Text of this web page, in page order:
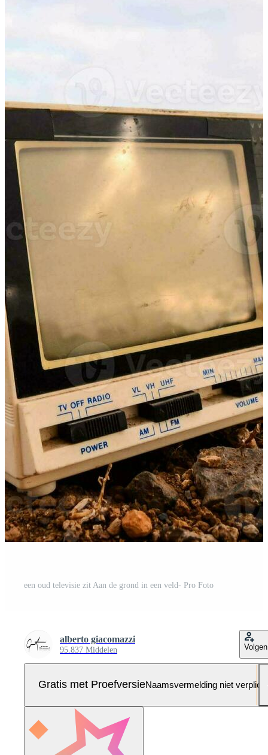
een oud televisie zit Aan de grond in een veld- Pro Foto
alberto giacomazzi
95.837 Middelen Volgen
Gratis met ProefversieNaamsvermelding niet verplicht